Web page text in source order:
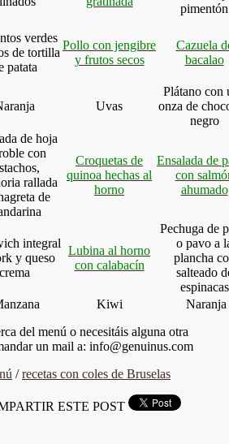
pimentón
verdes
de tortilla
patata
Pollo con jengibre
y frutos secos
Cazuela
bacalao
Uvas
Plátano con
onza de
negro
de hoja
con
rallada
de
Croquetas de
quinoa hechas al
horno
Ensalada de
con
ahumado
integral
y queso
crema
Lubina al horno
con calabacín
Pechuga de
o pavo a
plancha
salteado
espinacas
Kiwi
Naranja
del menú o necesitáis alguna otra
un mail a: info@genuinus.com
/recetas con coles de Bruselas
ESTE POST